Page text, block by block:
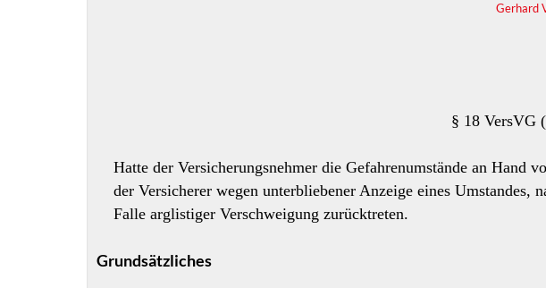
Gerhard
§ 18 VersVG
Hatte der Versicherungsnehmer die Gefahrenumstände an Hand
der Versicherer wegen unterbliebener Anzeige eines
Falle arglistiger Verschweigung zurücktreten.
Grundsätzliches